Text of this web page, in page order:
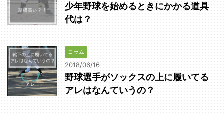
少年野球を始めるときにかかる道具
代は？
コラム
2018/06/16
野球選手がソックスの上に履いてる
アレはなんていうの？